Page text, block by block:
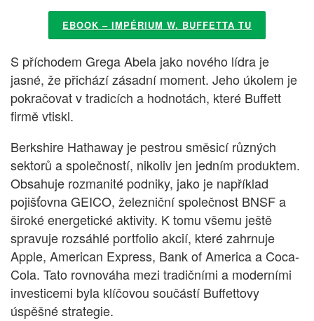
EBOOK – IMPÉRIUM W. BUFFETTA TU
S příchodem Grega Abela jako nového lídra je
jasné, že přichází zásadní moment. Jeho úkolem je
pokračovat v tradicích a hodnotách, které Buffett
firmě vtiskl.
Berkshire Hathaway je pestrou směsicí různých
sektorů a společností, nikoliv jen jedním produktem.
Obsahuje rozmanité podniky, jako je například
pojišťovna GEICO, železniční společnost BNSF a
široké energetické aktivity. K tomu všemu ještě
spravuje rozsáhlé portfolio akcií, které zahrnuje
Apple, American Express, Bank of America a Coca-
Cola. Tato rovnováha mezi tradičními a moderními
investicemi byla klíčovou součástí Buffettovy
úspěšné strategie.